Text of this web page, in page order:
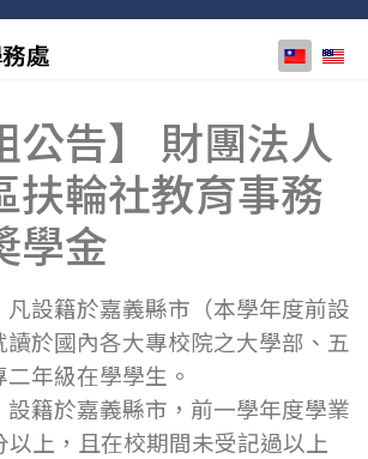
選擇你的
公告】 財團法人
扶輪社教育事務
學金
設籍於嘉義縣市（本學年度前設
於國內各大專校院之大學部、五
年級在學學生。
籍於嘉義縣市，前一學年度學業
以上，且在校期間未受記過以上